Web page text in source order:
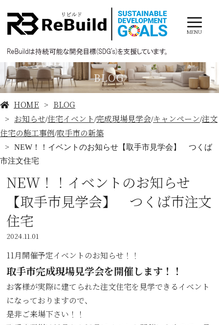
MENU
BLOG
HOME
BLOG
お知らせ/住宅イベント/完成現場見学会/キャンペーン/注文
住宅の施工事例/取手市の新築
NEW！！イベントのお知らせ【取手市見学会】 つくば
市注文住宅
NEW！！イベントのお知らせ
【取手市見学会】 つくば市注文
住宅
2024.11.01
11月開催予定イベントのお知らせ！！
取手市完成現場見学会を開催します！！
お客様が実際に建てられた注文住宅を見学できるイベント
になっておりますので、
是非ご来場下さい！！